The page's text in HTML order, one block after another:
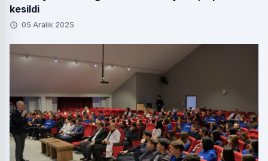
kesildi
05 Aralık 2025